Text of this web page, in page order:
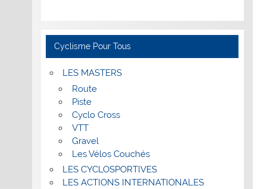
Cyclisme Pour Tous
LES MASTERS
Route
Piste
Cyclo Cross
VTT
Gravel
Les Vélos Couchés
LES CYCLOSPORTIVES
LES ACTIONS INTERNATIONALES